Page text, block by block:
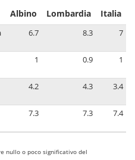
Albino Lombardia Italia
6.7 8.3 7
1 0.9 1
4.2 4.3 3.4
7.3 7.3 7.4
nullo o poco significativo del